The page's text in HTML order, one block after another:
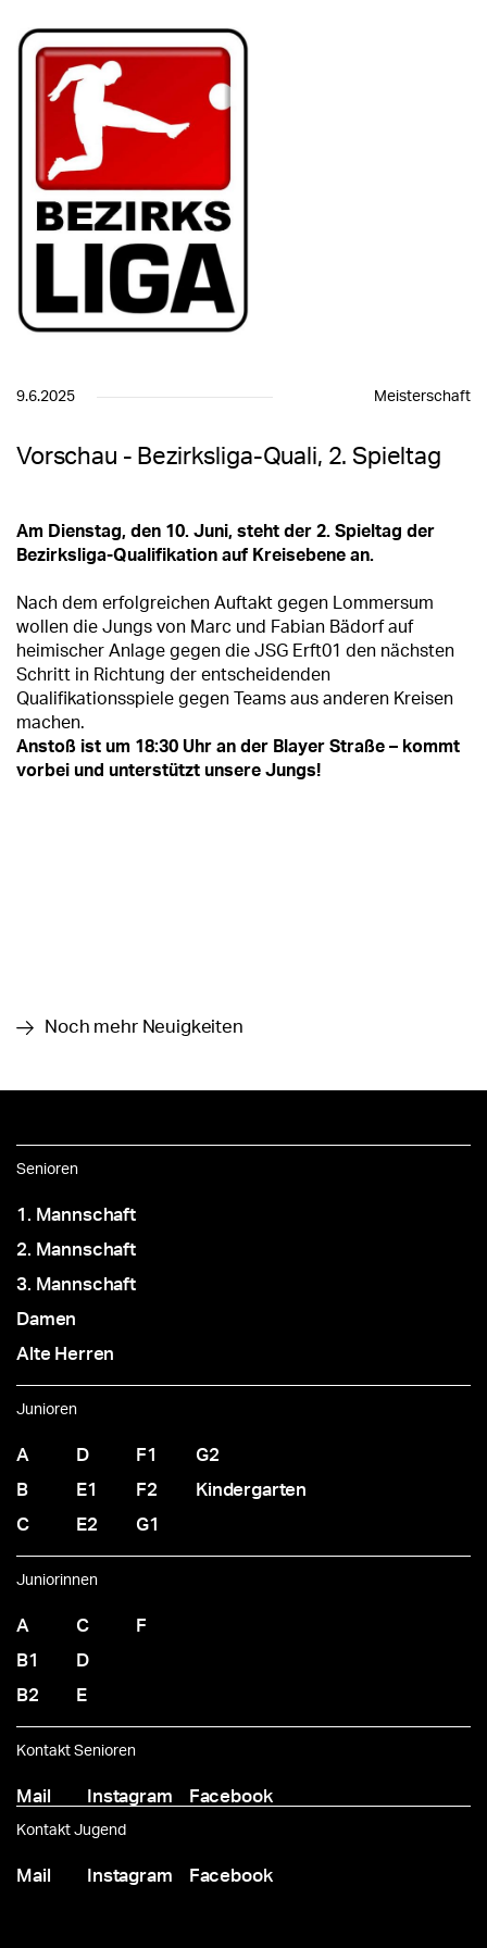
9.6.2025 Meisterschaft
Vorschau - Bezirksliga-Quali, 2. Spieltag
Am Dienstag, den 10. Juni, steht der 2. Spieltag der
Bezirksliga-Qualifikation auf Kreisebene an.
Nach dem erfolgreichen Auftakt gegen Lommersum
wollen die Jungs von Marc und Fabian Bädorf auf
heimischer Anlage gegen die JSG Erft01 den nächsten
Schritt in Richtung der entscheidenden
Qualifikationsspiele gegen Teams aus anderen Kreisen
machen.
Anstoß ist um 18:30 Uhr an der Blayer Straße – kommt
vorbei und unterstützt unsere Jungs!
Noch mehr Neuigkeiten
Senioren
1. Mannschaft
2. Mannschaft
3. Mannschaft
Damen
Alte Herren
Junioren
A
B
C
D
E1
E2
F1
F2
G1
G2
Kindergarten
Juniorinnen
A
B1
B2
C
D
E
F
Kontakt Senioren
Mail Instagram Facebook
Kontakt Jugend
Mail Instagram Facebook